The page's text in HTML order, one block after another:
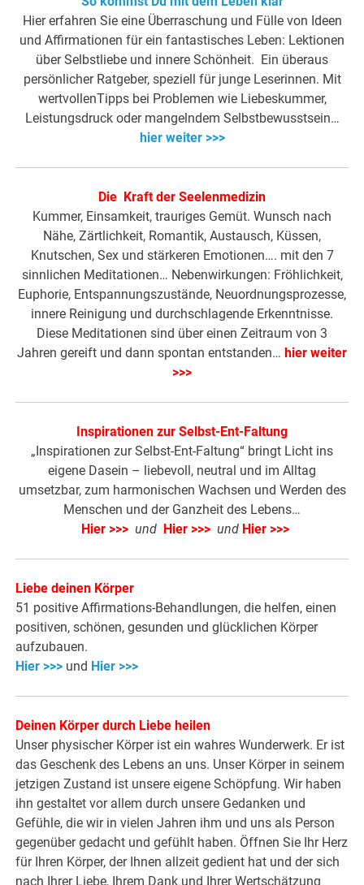
Hier erfahren Sie eine Überraschung und Fülle von Ideen
und Affirmationen für ein fantastisches Leben: Lektionen
über Selbstliebe und innere Schönheit. Ein überaus
persönlicher Ratgeber, speziell für junge Leserinnen. Mit
wertvollenTipps bei Problemen wie Liebeskummer,
Leistungsdruck oder mangelndem Selbstbewusstsein…
hier weiter >>>
Die Kraft der Seelenmedizin
Kummer, Einsamkeit, trauriges Gemüt. Wunsch nach
Nähe, Zärtlichkeit, Romantik, Austausch, Küssen,
Knutschen, Sex und stärkeren Emotionen…. mit den 7
sinnlichen Meditationen… Nebenwirkungen: Fröhlichkeit,
Euphorie, Entspannungszustände, Neuordnungsprozesse,
innere Reinigung und durchschlagende Erkenntnisse.
Diese Meditationen sind über einen Zeitraum von 3
Jahren gereift und dann spontan entstanden… hier weiter
>>>
Inspirationen zur Selbst-Ent-Faltung
„Inspirationen zur Selbst-Ent-Faltung“ bringt Licht ins
eigene Dasein – liebevoll, neutral und im Alltag
umsetzbar, zum harmonischen Wachsen und Werden des
Menschen und der Ganzheit des Lebens…
Hier >>> und Hier >>> und Hier >>>
Liebe deinen Körper
51 positive Affirmations-Behandlungen, die helfen, einen
positiven, schönen, gesunden und glücklichen Körper
aufzubauen.
Hier >>> und Hier >>>
Deinen Körper durch Liebe heilen
Unser physischer Körper ist ein wahres Wunderwerk. Er ist
das Geschenk des Lebens an uns. Unser Körper in seinem
jetzigen Zustand ist unsere eigene Schöpfung. Wir haben
ihn gestaltet vor allem durch unsere Gedanken und
Gefühle, die wir in vielen Jahren ihm und uns als Person
gegenüber gedacht und gefühlt haben. Öffnen Sie Ihr Herz
für Ihren Körper, der Ihnen allzeit gedient hat und der sich
nach Ihrer Liebe, Ihrem Dank und Ihrer Wertschätzung